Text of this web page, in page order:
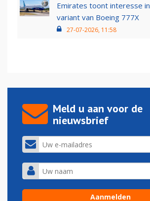
Emirates toont interesse
variant van Boeing 777X
27-07-2026, 11:58
Meld u aan voor de
nieuwsbrief